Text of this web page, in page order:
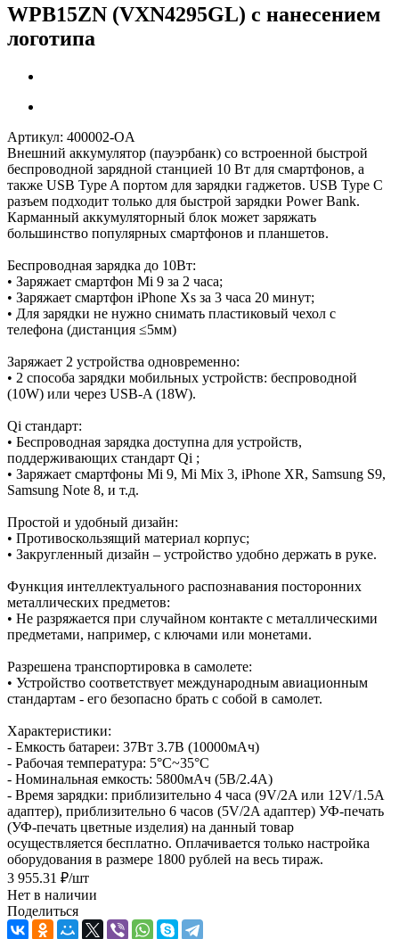
WPB15ZN (VXN4295GL) с нанесением
логотипа
Артикул: 400002-OA
Внешний аккумулятор (пауэрбанк) со встроенной быстрой
беспроводной зарядной станцией 10 Вт для смартфонов, а
также USB Type A портом для зарядки гаджетов. USB Type C
разъем подходит только для быстрой зарядки Power Bank.
Карманный аккумуляторный блок может заряжать
большинство популярных смартфонов и планшетов.
Беспроводная зарядка до 10Вт:
• Заряжает смартфон Mi 9 за 2 часа;
• Заряжает смартфон iPhone Xs за 3 часа 20 минут;
• Для зарядки не нужно снимать пластиковый чехол с
телефона (дистанция ≤5мм)
Заряжает 2 устройства одновременно:
• 2 способа зарядки мобильных устройств: беспроводной
(10W) или через USB-A (18W).
Qi стандарт:
• Беспроводная зарядка доступна для устройств,
поддерживающих стандарт Qi ;
• Заряжает смартфоны Mi 9, Mi Mix 3, iPhone XR, Samsung S9,
Samsung Note 8, и т.д.
Простой и удобный дизайн:
• Противоскользящий материал корпус;
• Закругленный дизайн – устройство удобно держать в руке.
Функция интеллектуального распознавания посторонних
металлических предметов:
• Не разряжается при случайном контакте с металлическими
предметами, например, с ключами или монетами.
Разрешена транспортировка в самолете:
• Устройство соответствует международным авиационным
стандартам - его безопасно брать с собой в самолет.
Характеристики:
- Емкость батареи: 37Вт 3.7В (10000мАч)
- Рабочая температура: 5°C~35°C
- Номинальная емкость: 5800мАч (5В/2.4A)
- Время зарядки: приблизительно 4 часа (9V/2A или 12V/1.5A
адаптер), приблизительно 6 часов (5V/2A адаптер) УФ-печать
(УФ-печать цветные изделия) на данный товар
осуществляется бесплатно. Оплачивается только настройка
оборудования в размере 1800 рублей на весь тираж.
3 955.31 ₽/шт
Нет в наличии
Поделиться